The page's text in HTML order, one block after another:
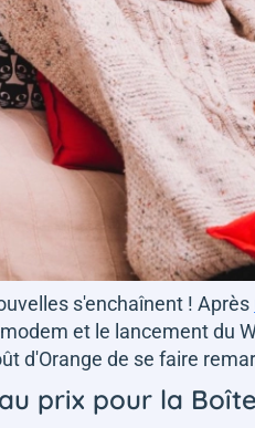
s'enchaînent ! Après
et le lancement du
d'Orange de se faire
prix pour la